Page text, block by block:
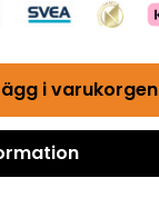
i varukorgen
Gå till kassan